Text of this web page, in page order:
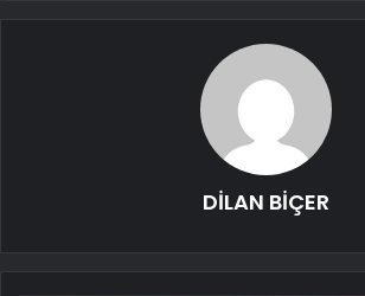
DİLAN BİÇER